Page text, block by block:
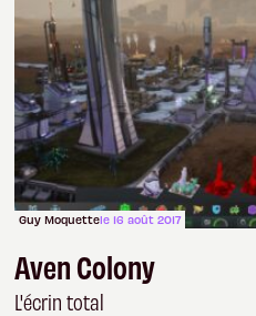
Guy Moquettele 16 août 2017
Aven Colony
L'écrin total